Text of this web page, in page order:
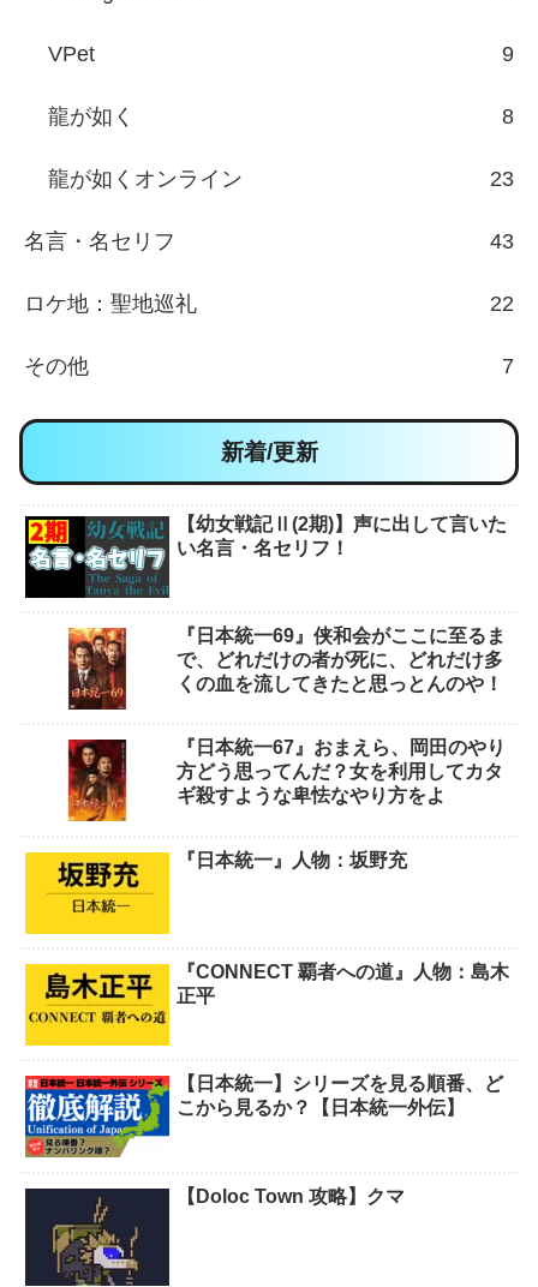
VPet 9
龍が如く 8
龍が如くオンライン 23
名言・名セリフ 43
ロケ地：聖地巡礼 22
その他 7
新着/更新
【幼女戦記Ⅱ(2期)】声に出して言いた
い名言・名セリフ！
『日本統一69』侠和会がここに至るま
で、どれだけの者が死に、どれだけ多
くの血を流してきたと思っとんのや！
『日本統一67』おまえら、岡田のやり
方どう思ってんだ？女を利用してカタ
ギ殺すような卑怯なやり方をよ
『日本統一』人物：坂野充
『CONNECT 覇者への道』人物：島木
正平
【日本統一】シリーズを見る順番、ど
こから見るか？【日本統一外伝】
【Doloc Town 攻略】クマ